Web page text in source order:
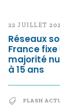
22 JUILLET
Réseaux
France fixe
majorité
à 15 ans
FLASH